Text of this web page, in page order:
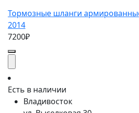
Тормозные шланги
2014
7200₽
Есть в наличии
Владивосток